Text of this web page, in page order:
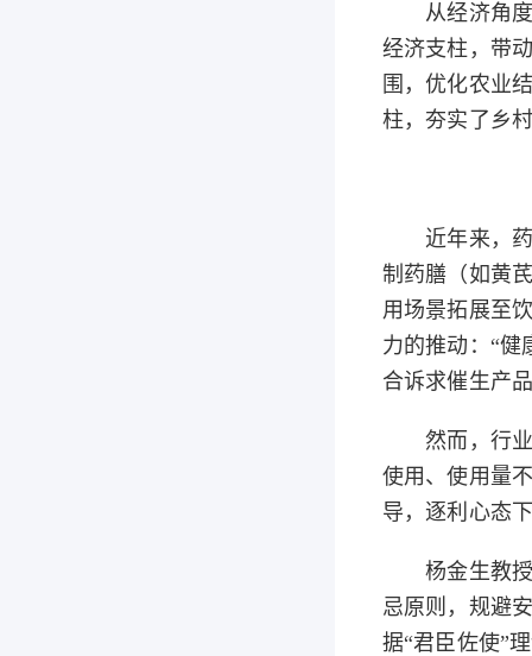
从经济角度
经济支柱，带
围，优化农业
柱，夯实了乡
近年来，药
制药膳（如黄
用场景拓展至
力的推动：“健
合诉求催生产
然而，行业
使用、使用量
导，逐利心态
杨金生教授
忌原则，规避
据“君臣佐使”